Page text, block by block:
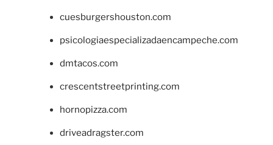
cuesburgershouston.com
psicologiaespecializadaencampeche.com
dmtacos.com
crescentstreetprinting.com
hornopizza.com
driveadragster.com